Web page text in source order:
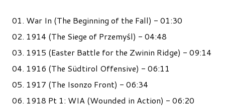
01. War In (The Beginning of the Fall) - 01:30
02. 1914 (The Siege of Przemyśl) - 04:48
03. 1915 (Easter Battle for the Zwinin Ridge) - 09:14
04. 1916 (The Südtirol Offensive) - 06:11
05. 1917 (The Isonzo Front) - 06:34
06. 1918 Pt 1: WIA (Wounded in Action) - 06:20